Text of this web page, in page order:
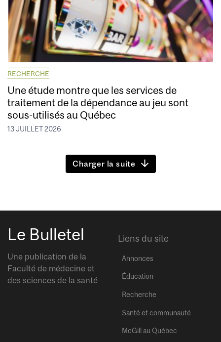
RECHERCHE
Une étude montre que les services de
traitement de la dépendance au jeu sont
sous-utilisés au Québec
13 JUILLET 2026
Charger la suite
Le Bulletel
Une publication de la
Faculté de médecine et
des sciences de la santé
Liens du site
Annonces
Éducation
Recherche
Santé et communauté
McGill au Québec